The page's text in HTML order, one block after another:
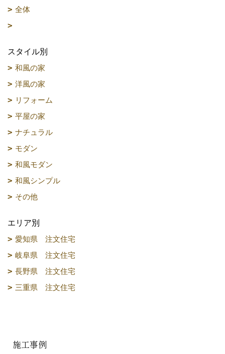
全体
スタイル別
和風の家
洋風の家
リフォーム
平屋の家
ナチュラル
モダン
和風モダン
和風シンプル
その他
エリア別
愛知県 注文住宅
岐阜県 注文住宅
長野県 注文住宅
三重県 注文住宅
施工事例